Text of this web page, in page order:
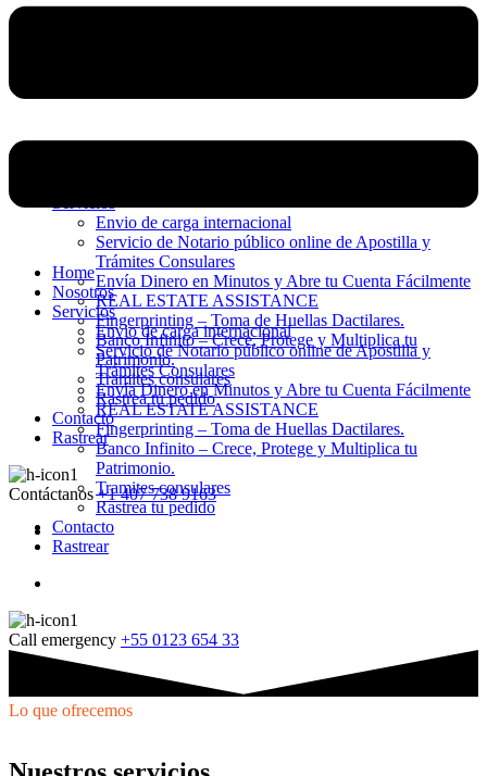
Envio de carga internacional
Servicio de Notario público online de Apostilla y
Trámites Consulares
Envía Dinero en Minutos y Abre tu Cuenta Fácilmente
REAL ESTATE ASSISTANCE
Fingerprinting – Toma de Huellas Dactilares.
Banco Infinito – Crece, Protege y Multiplica tu
Patrimonio.
Tramites consulares
Rastrea tu pedido
Contacto
Rastrear
Contáctanos +1 407 738 9163
Home
Nosotros
Servicios
Envio de carga internacional
Servicio de Notario público online de Apostilla y
Trámites Consulares
Envía Dinero en Minutos y Abre tu Cuenta Fácilmente
REAL ESTATE ASSISTANCE
Fingerprinting – Toma de Huellas Dactilares.
Banco Infinito – Crece, Protege y Multiplica tu
Patrimonio.
Tramites consulares
Rastrea tu pedido
Contacto
Rastrear
Call emergency +55 0123 654 33
Lo que ofrecemos